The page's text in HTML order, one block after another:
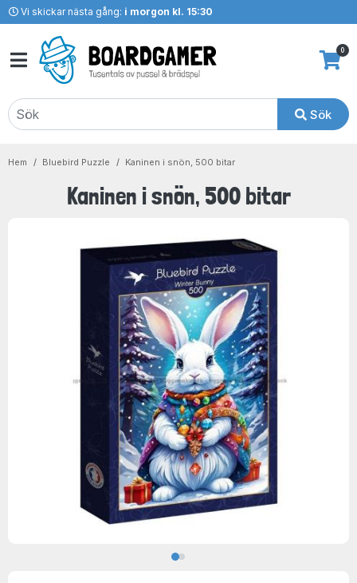
Vi skickar nästa gång: i morgon kl. 15:30
Sök
0
Hem Bluebird Puzzle Kaninen i snön, 500 bitar
Kaninen i snön, 500 bitar